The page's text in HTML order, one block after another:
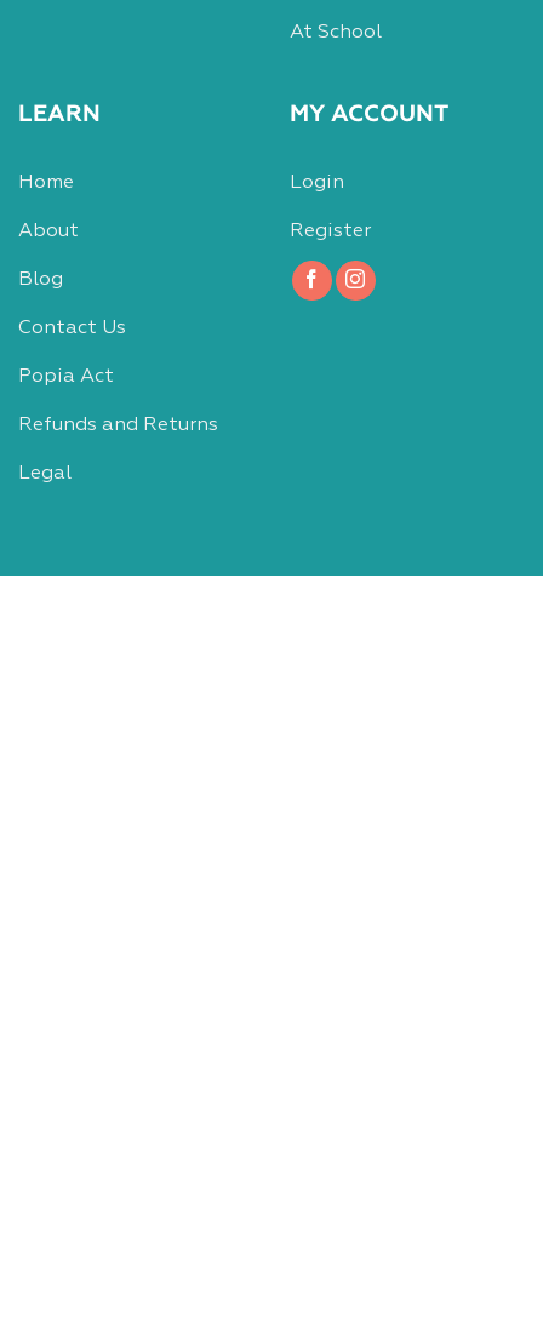
At School
LEARN
Home
About
Blog
Contact Us
Popia Act
Refunds and Returns
Legal
MY ACCOUNT
Login
Register